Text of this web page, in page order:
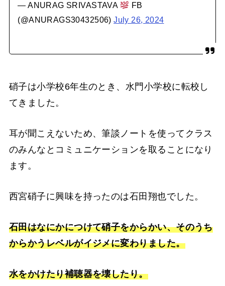
— ANURAG SRIVASTAVA
FB
(@ANURAGS30432506)July 26, 2024
硝子は小学校6年生のとき、水門小学校に転校し
てきました。
耳が聞こえないため、筆談ノートを使ってクラス
のみんなとコミュニケーションを取ることになり
ます。
西宮硝子に興味を持ったのは石田翔也でした。
石田はなにかにつけて硝子をからかい、そのうち
からかうレベルがイジメに変わりました。
水をかけたり補聴器を壊したり。